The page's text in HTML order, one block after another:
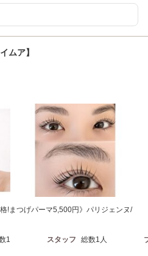
ムア】
!まつげパーマ5,500円》パリジェンヌ/
1 スタッフ 総数1人